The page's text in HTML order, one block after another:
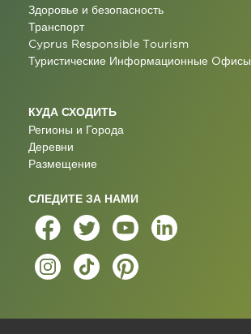
Здоровье и безопасность
Транспорт
Cyprus Responsible Tourism
Туристические Информационные Oфисы
КУДА СХОДИТЬ
Регионы и Города
Деревни
Размещение
СЛЕДИТЕ ЗА НАМИ